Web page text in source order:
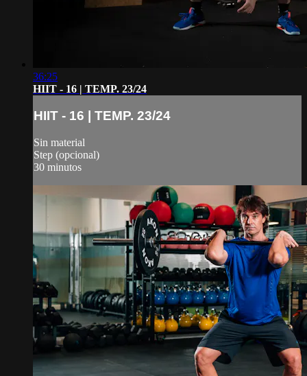
36:25
HIIT - 16 | TEMP. 23/24
HIIT - 16 | TEMP. 23/24
Sin material
Step (opcional)
30 minutos